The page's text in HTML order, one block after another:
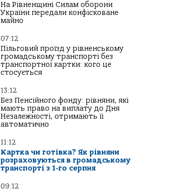
На Рівненщині Силам оборони
України передали конфісковане
майно
07:12
Пільговий проїзд у рівненському
громадському транспорті без
транспортної картки: кого це
стосується
13:12
Без Пенсійного фонду: рівняни, які
мають право на виплату до Дня
Незалежності, отримають її
автоматично
11:12
Картка чи готівка? Як рівняни
розраховуються в громадському
транспорті з 1-го серпня
09:12